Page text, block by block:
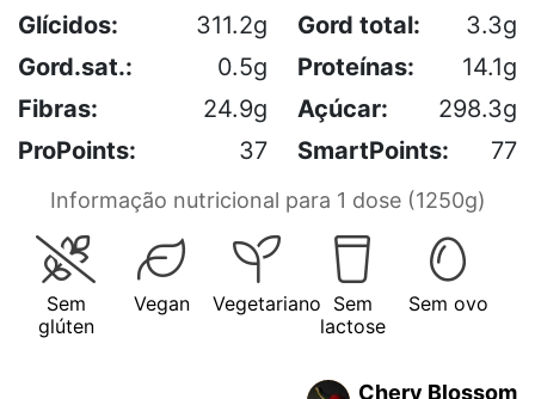
Glícidos: 311.2g Gord total:
3.3g
Gord.sat.:
0.5g Proteínas:
14.1g
Fibras:
24.9g Açúcar:
298.3g
ProPoints:
37 SmartPoints: 77
Informação nutricional para 1 dose (1250g)
Sem
glúten
Vegan Vegetariano Sem
lactose
Sem ovo
Chery Blossom